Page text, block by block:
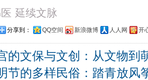
延续文脉
分享到： QQ空间 新浪微博 人人网 开
的文保与文创：从文物到
节的多样民俗：踏青放风